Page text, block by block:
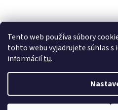
Tento web používa súbory
tohto webu vyjadrujete súhlas s
informáciítu.